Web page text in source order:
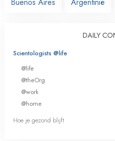
DAILY
Scientologists @life
@life
@theOrg
@work
@home
Hoe je gezond blijft